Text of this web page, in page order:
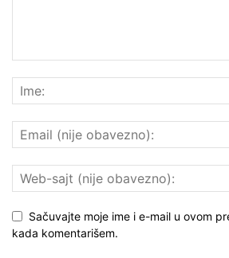
Sačuvajte moje ime i e-mail u ovom
kada komentarišem.